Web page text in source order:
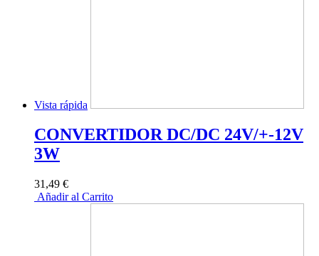
Vista rápida
CONVERTIDOR DC/DC 24V/+-12V
3W
31,49 €
Añadir al Carrito